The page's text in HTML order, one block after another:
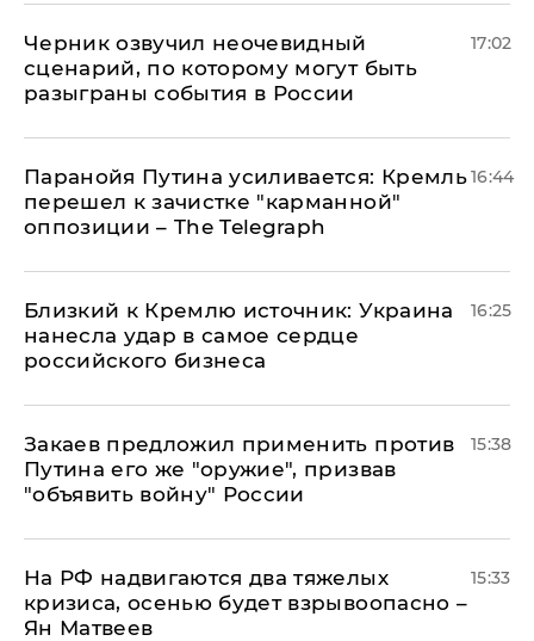
Черник озвучил неочевидный
сценарий, по которому могут быть
разыграны события в России
17:02
Паранойя Путина усиливается: Кремль
перешел к зачистке "карманной"
оппозиции – The Telegraph
16:44
Близкий к Кремлю источник: Украина
нанесла удар в самое сердце
российского бизнеса
16:25
Закаев предложил применить против
Путина его же "оружие", призвав
"объявить войну" России
15:38
На РФ надвигаются два тяжелых
кризиса, осенью будет взрывоопасно –
Ян Матвеев
15:33